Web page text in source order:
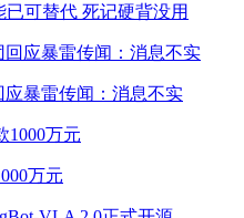
可替代 死记硬背没用
暴雷传闻：消息不实
万元